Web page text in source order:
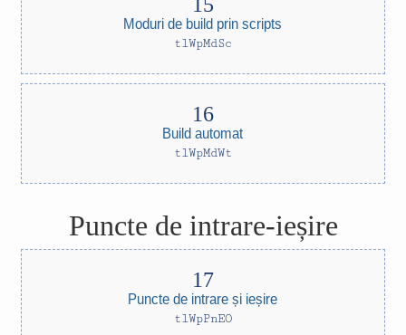
Moduri de build prin scripts
tlWpMdSc
Build automat
tlWpMdWt
Puncte de intrare-ieșire
Puncte de intrare și ieșire
tlWpPnEO